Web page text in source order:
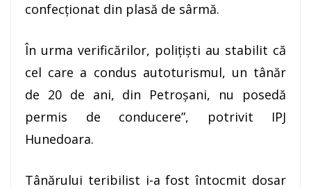
confecționat din plasă de sârmă.
În urma verificărilor, poliţişti au stabilit că
cel care a condus autoturismul, un tânăr
de 20 de ani, din Petroşani, nu posedă
permis de conducere”, potrivit IPJ
Hunedoara.
Tânărului teribilist i-a fost întocmit dosar